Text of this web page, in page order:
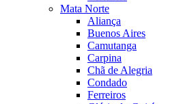
Mata Norte
Aliança
Buenos Aires
Camutanga
Carpina
Chã de Alegria
Condado
Ferreiros